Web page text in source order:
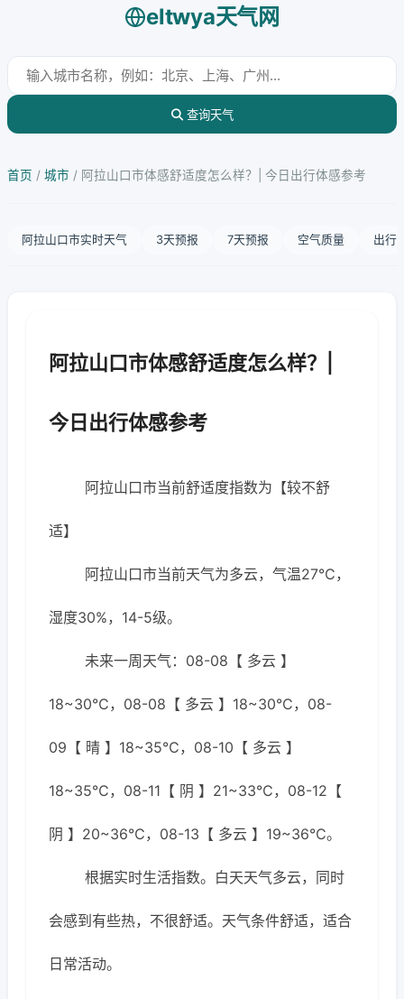
eltwya天气网
查询天气
首页 / 城市 / 阿拉山口市体感舒适度怎么样？| 今日出行体感参考
阿拉山口市实时天气 3天预报 7天预报 空气质量 出行
阿拉山口市体感舒适度怎么样？|
今日出行体感参考
阿拉山口市当前舒适度指数为【较不舒
适】
阿拉山口市当前天气为多云，气温27℃，
湿度30%，14-5级。
未来一周天气：08-08【 多云 】
18~30℃，08-08【 多云 】18~30℃，08-
09【 晴 】18~35℃，08-10【 多云 】
18~35℃，08-11【 阴 】21~33℃，08-12【
阴 】20~36℃，08-13【 多云 】19~36℃。
根据实时生活指数。白天天气多云，同时
会感到有些热，不很舒适。天气条件舒适，适合
日常活动。